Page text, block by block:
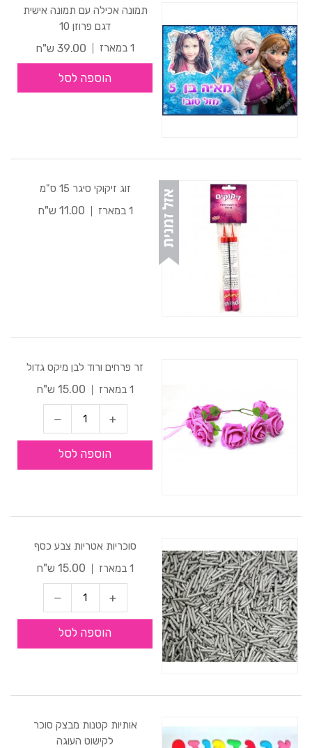
תמונה אכילה עם תמונה אישית
דגם פרוזן 10
1 במארז
39.00 ש"ח
הוספה לסל
זוג זיקוקי סיגר 15 ס"מ
1 במארז
11.00 ש"ח
זר פרחים ורוד לבן מיקס גדול
1 במארז
15.00 ש"ח
הוספה לסל
סוכריות אטריות צבע כסף
1 במארז
15.00 ש"ח
הוספה לסל
אותיות קטנות מבצק סוכר
לקישוט העוגה